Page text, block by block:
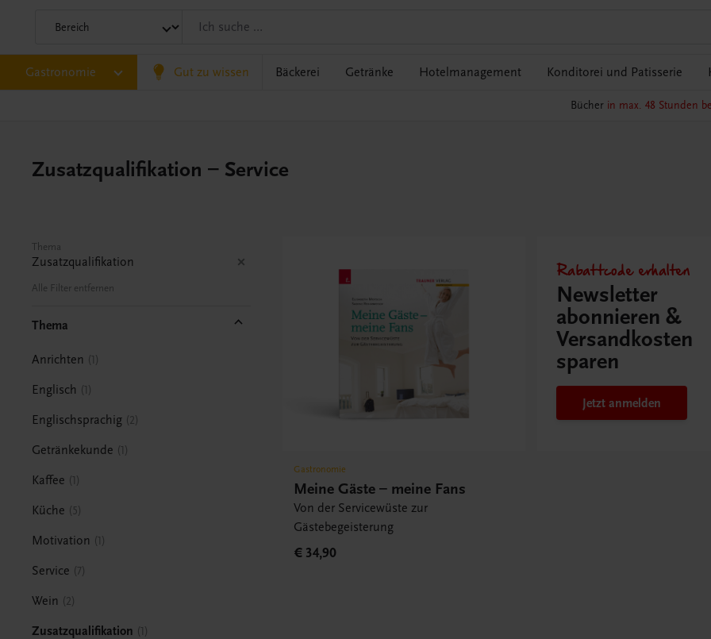
Gastronomie Gut zu wissen Bäckerei Getränke Hotelmanagement Konditorei und Patisserie
Bücher in max. 48 Stunden
Zusatzqualifikation – Service
Thema
Zusatzqualifikation
Alle Filter entfernen
Thema
Anrichten 1
Englisch 1
Englischsprachig 2
Getränkekunde 1
Kaffee 1
Küche 5
Motivation 1
Service 7
Wein 2
Zusatzqualifikation 1
Gastronomie
Meine Gäste – meine Fans
Von der Servicewüste zur
Gästebegeisterung
€ 34,90
Rabattcode erhalten
Newsletter
abonnieren &
Versandkosten
sparen
Jetzt anmelden